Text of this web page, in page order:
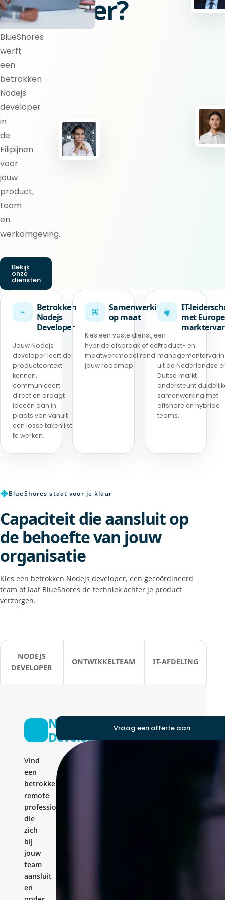
developer?
BlueShores
werft
een
betrokken
Nodejs
developer
in
de
Filipijnen
voor
jouw
product,
team
en
werkomgeving.
Bekijk
onze
diensten
⌁
Betrokken
Nodejs
Developer
Jouw Nodejs
developer leert de
productcontext
kennen,
communiceert
direct en draagt
ideeën aan in
plaats van vanuit
een losse takenlijst
te werken.
⌘
Samenwerking
op maat
Kies een vaste dienst, een
hybride afspraak of een
maatwerkmodel rond
jouw roadmap.
◉
IT-
met
Product- en
uit de Nederlandse
Duitse markt
ondersteunt
samenwerking met
offshore en hybride
teams.
✥BlueShores staat voor je klaar
Capaciteit die aansluit op
de behoefte van jouw
organisatie
Kies een betrokken Nodejs developer, een gecoördineerd
team of laat BlueShores de techniek achter je product
verzorgen.
NODEJS
DEVELOPER
ONTWIKKELTEAM IT-AFDELING
Nodejs
Developer
Vind
een
betrokken
remote
professional
die
zich
bij
jouw
team
aansluit
en
Vraag een offerte aan